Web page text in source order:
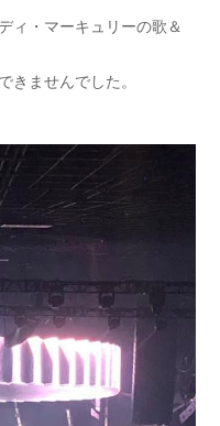
ィ・マーキュリーの歌＆
きませんでした。